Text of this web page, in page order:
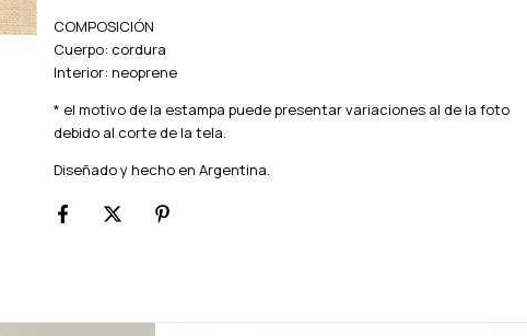
COMPOSICIÓN
Cuerpo: cordura
Interior: neoprene
* el motivo de la estampa puede presentar variaciones al de la foto
debido al corte de la tela.
Diseñado y hecho en Argentina.